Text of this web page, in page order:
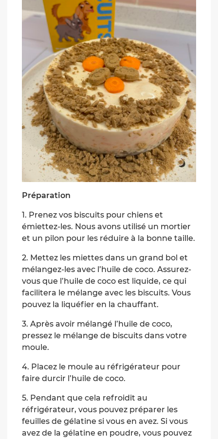
Préparation
1. Prenez vos biscuits pour chiens et
émiettez-les. Nous avons utilisé un mortier
et un pilon pour les réduire à la bonne taille.
2. Mettez les miettes dans un grand bol et
mélangez-les avec l’huile de coco. Assurez-
vous que l’huile de coco est liquide, ce qui
facilitera le mélange avec les biscuits. Vous
pouvez la liquéfier en la chauffant.
3. Après avoir mélangé l’huile de coco,
pressez le mélange de biscuits dans votre
moule.
4. Placez le moule au réfrigérateur pour
faire durcir l’huile de coco.
5. Pendant que cela refroidit au
réfrigérateur, vous pouvez préparer les
feuilles de gélatine si vous en avez. Si vous
avez de la gélatine en poudre, vous pouvez